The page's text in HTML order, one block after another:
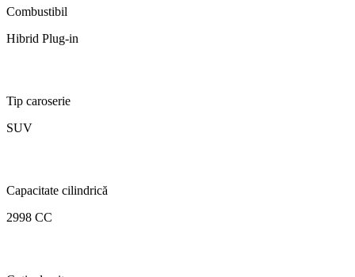
Combustibil
Hibrid Plug-in
Tip caroserie
SUV
Capacitate cilindrică
2998 CC